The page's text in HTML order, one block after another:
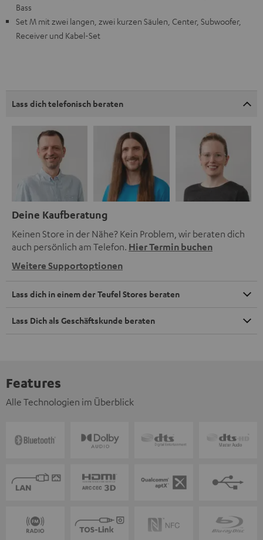
Bass
Set M mit zwei langen, zwei kurzen Säulen, Center, Subwoofer,
Receiver und Kabel-Set
Lass dich telefonisch beraten
Deine Kaufberatung
Keinen Store in der Nähe? Kein Problem, wir beraten dich
auch persönlich am Telefon. Hier Termin buchen
Weitere Supportoptionen
Lass dich in einem der Teufel Stores beraten
Lass Dich als Geschäftskunde beraten
Features
Alle Technologien im Überblick